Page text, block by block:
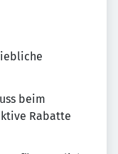
beim
Rabatte